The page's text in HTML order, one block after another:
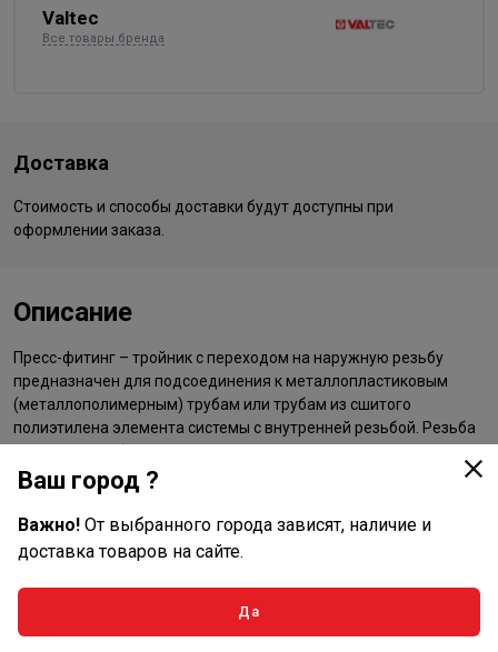
Valtec
Все товары бренда
Доставка
Стоимость и способы доставки будут доступны при
оформлении заказа.
Описание
Пресс-фитинг – тройник с переходом на наружную резьбу
предназначен для подсоединения к металлопластиковым
(металлополимерным) трубам или трубам из сшитого
полиэтилена элемента системы с внутренней резьбой. Резьба
Ваш город ?
Важно! От выбранного города зависят, наличие и
доставка товаров на сайте.
Да